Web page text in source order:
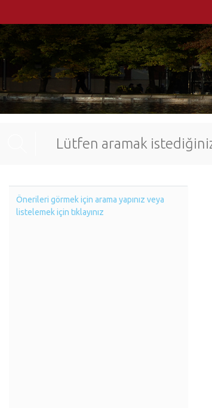
Önerileri görmek için arama yapınız veya
listelemek için tıklayınız